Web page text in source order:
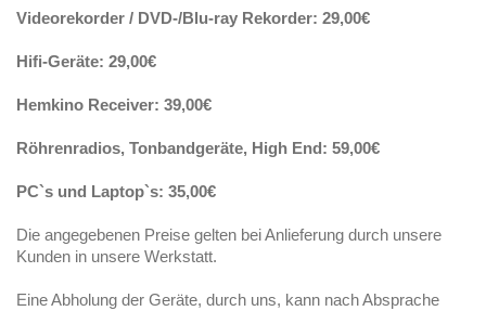
Videorekorder / DVD-/Blu-ray Rekorder: 29,00€
Hifi-Geräte: 29,00€
Hemkino Receiver: 39,00€
Röhrenradios, Tonbandgeräte, High End: 59,00€
PC`s und Laptop`s: 35,00€
Die angegebenen Preise gelten bei Anlieferung durch unsere
Kunden in unsere Werkstatt.
Eine Abholung der Geräte, durch uns, kann nach Absprache